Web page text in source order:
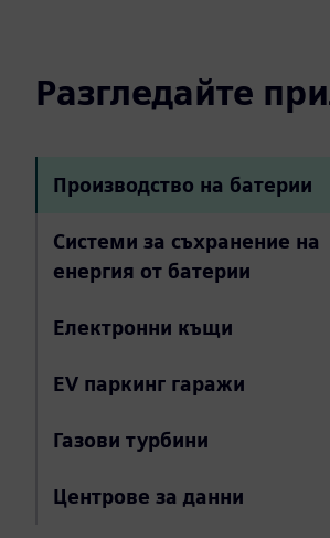
Разгледайте
Производство на батерии
Системи за съхранение на
енергия от батерии
Електронни къщи
EV паркинг гаражи
Газови турбини
Центрове за данни